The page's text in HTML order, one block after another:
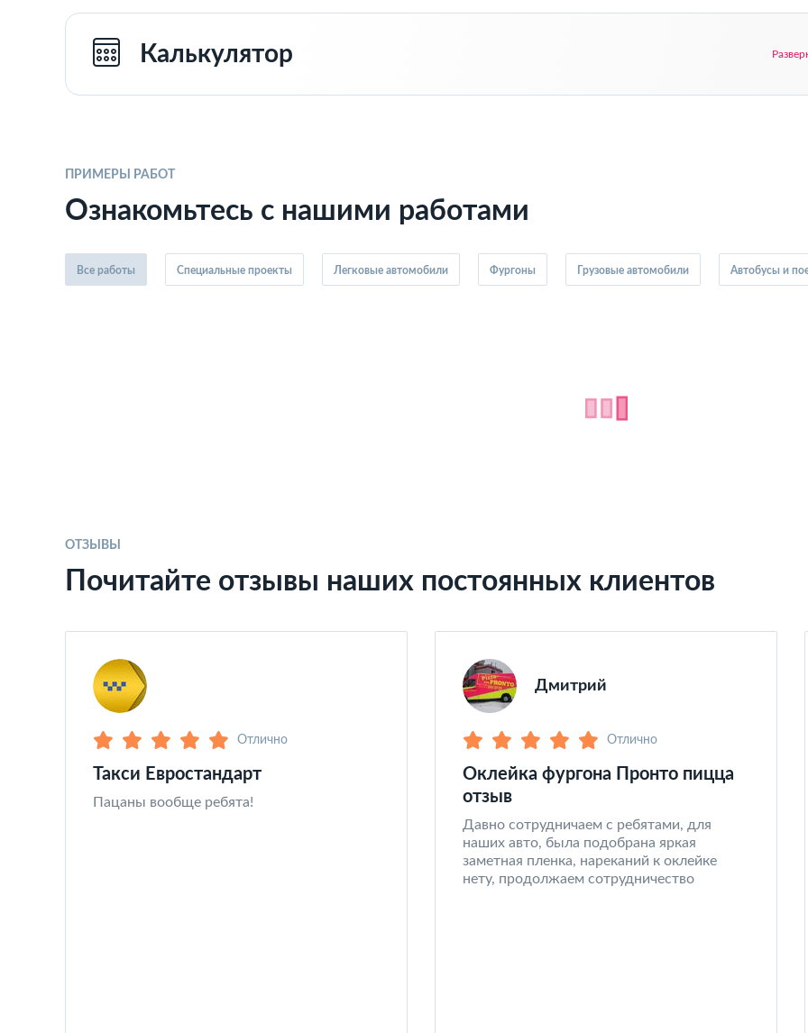
Калькулятор
ПРИМЕРЫ РАБОТ
Ознакомьтесь с нашими работами
Все работы Специальные проекты Легковые автомобили Фургоны Грузовые автомобили Автобусы и
ОТЗЫВЫ
Почитайте отзывы наших постоянных клиентов
Отлично
Такси Евростандарт
Пацаны вообще ребята!
Дмитрий
Отлично
Оклейка фургона Пронто пицца
отзыв
Давно сотрудничаем с ребятами, для
наших авто, была подобрана яркая
заметная пленка, нареканий к оклейке
нету, продолжаем сотрудничество